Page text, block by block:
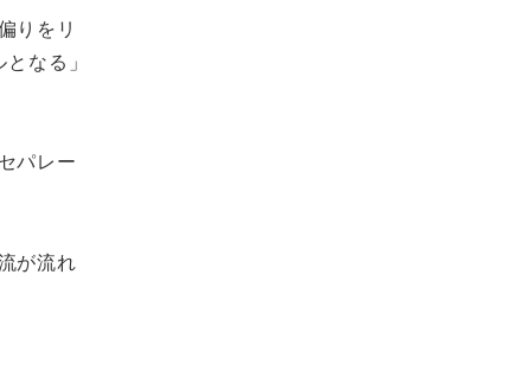
りをリ
なる」
パレー
が流れ